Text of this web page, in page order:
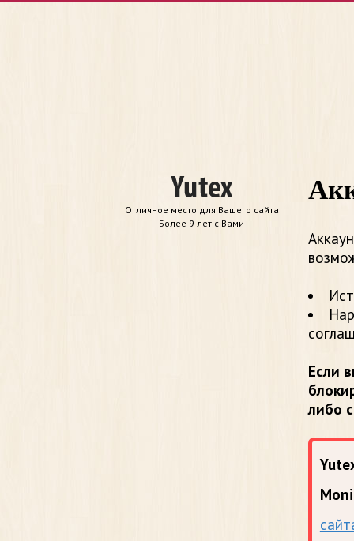
Отличное место для Вашего сайта
Более 9 лет с Вами
Если
либо